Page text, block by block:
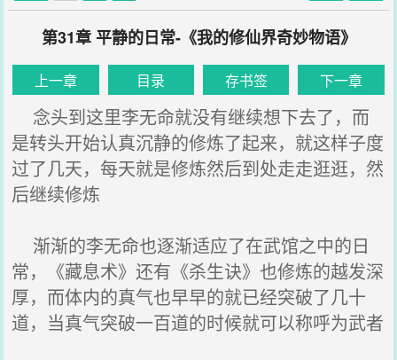
第31章 平静的日常-《我的修仙界奇妙物语》
上一章 目录 存书签 下一章
念头到这里李无命就没有继续想下去了，而
是转头开始认真沉静的修炼了起来，就这样子度
过了几天，每天就是修炼然后到处走走逛逛，然
后继续修炼
渐渐的李无命也逐渐适应了在武馆之中的日
常，《藏息术》还有《杀生诀》也修炼的越发深
厚，而体内的真气也早早的就已经突破了几十
道，当真气突破一百道的时候就可以称呼为武者